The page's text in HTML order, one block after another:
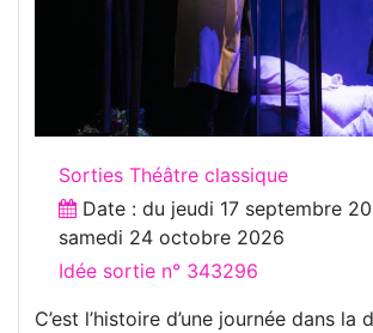
Sorties Théâtre classique
Date : du jeudi 17 septembre
samedi 24 octobre 2026
Idée sortie n° 343296
C’est l’histoire d’une journée dans la